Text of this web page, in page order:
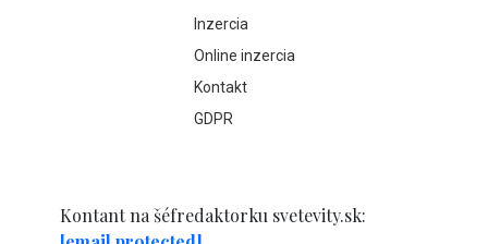
Inzercia
Online inzercia
Kontakt
GDPR
Kontant na šéfredaktorku svetevity.sk: